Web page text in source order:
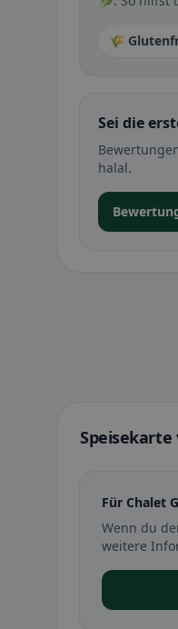
🌾
Sei die
halal.
Speisekarte
Für Chalet
Wenn du
weitere